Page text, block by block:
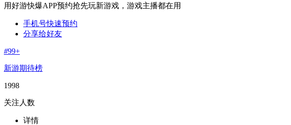
用好游快爆APP预约抢先玩新游戏，游戏主播都在用
手机号快速预约
分享给好友
#99+
新游期待榜
1998
关注人数
详情